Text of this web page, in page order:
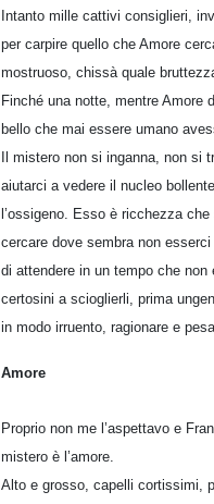
Intanto mille cattivi consiglieri,
per carpire quello che Amore
mostruoso, chissà quale
Finché una notte, mentre Amore
bello che mai essere umano
Il mistero non si inganna, non
aiutarci a vedere il nucleo
l’ossigeno. Esso è ricchezza
cercare dove sembra non
di attendere in un tempo che
certosini a scioglierli, prima
in modo irruento, ragionare e
Amore
Proprio non me l’aspettavo e
mistero è l’amore.
Alto e grosso, capelli cortissimi,